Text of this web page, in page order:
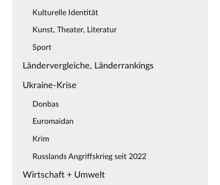
Kulturelle Identität
Kunst, Theater, Literatur
Sport
Ländervergleiche, Länderrankings
Ukraine-Krise
Donbas
Euromaidan
Krim
Russlands Angriffskrieg seit 2022
Wirtschaft + Umwelt